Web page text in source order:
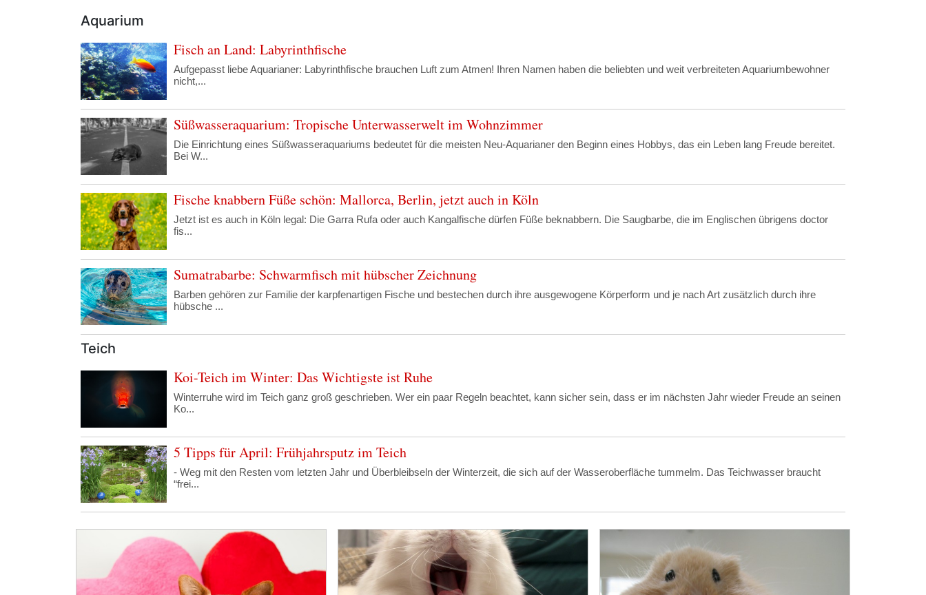
Aquarium
Fisch an Land: Labyrinthfische
Aufgepasst liebe Aquarianer: Labyrinthfische brauchen Luft zum Atmen! Ihren Namen haben die beliebten und weit verbreiteten Aquariumbewohner
nicht,...
Süßwasseraquarium: Tropische Unterwasserwelt im Wohnzimmer
Die Einrichtung eines Süßwasseraquariums bedeutet für die meisten Neu-Aquarianer den Beginn eines Hobbys, das ein Leben lang Freude bereitet.
Bei W...
Fische knabbern Füße schön: Mallorca, Berlin, jetzt auch in Köln
Jetzt ist es auch in Köln legal: Die Garra Rufa oder auch Kangalfische dürfen Füße beknabbern. Die Saugbarbe, die im Englischen übrigens doctor
fis...
Sumatrabarbe: Schwarmfisch mit hübscher Zeichnung
Barben gehören zur Familie der karpfenartigen Fische und bestechen durch ihre ausgewogene Körperform und je nach Art zusätzlich durch ihre
hübsche ...
Teich
Koi-Teich im Winter: Das Wichtigste ist Ruhe
Winterruhe wird im Teich ganz groß geschrieben. Wer ein paar Regeln beachtet, kann sicher sein, dass er im nächsten Jahr wieder Freude an seinen
Ko...
5 Tipps für April: Frühjahrsputz im Teich
- Weg mit den Resten vom letzten Jahr und Überbleibseln der Winterzeit, die sich auf der Wasseroberfläche tummelm. Das Teichwasser braucht
“frei...